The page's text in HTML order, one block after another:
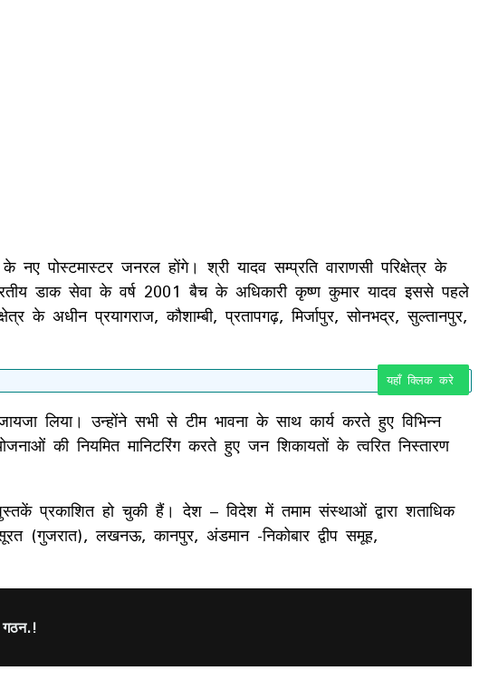
पोस्टमास्टर जनरल होंगे। श्री यादव सम्प्रति वाराणसी परिक्षेत्र के
डाक सेवा के वर्ष 2001 बैच के अधिकारी कृष्ण कुमार यादव इससे पहले
अधीन प्रयागराज, कौशाम्बी, प्रतापगढ़, मिर्जापुर, सोनभद्र, सुल्तानपुर,
यहाँ क्लिक करे
लिया। उन्होंने सभी से टीम भावना के साथ कार्य करते हुए विभिन्न
की नियमित मानिटरिंग करते हुए जन शिकायतों के त्वरित निस्तारण
प्रकाशित हो चुकी हैं। देश – विदेश में तमाम संस्थाओं द्वारा शताधिक
लखनऊ, कानपुर, अंडमान -निकोबार द्वीप समूह,